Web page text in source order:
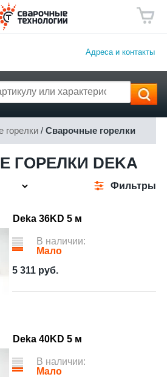
Адреса и контакты
горелки / Сварочные горелки
ГОРЕЛКИ DEKA
Фильтры
Deka 36KD 5 м
В наличии:
Мало
5 311 руб.
Deka 40KD 5 м
В наличии:
Мало